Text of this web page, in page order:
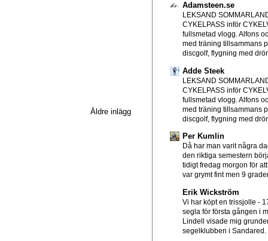
Äldre inlägg
Adamsteen.se
LEKSAND
CYKELPASS inför
fullsmetad vlogg. Alfons
med träning tillsammans
discgolf, flygning med
Adde Steek
LEKSAND
CYKELPASS inför
fullsmetad vlogg. Alfons
med träning tillsammans
discgolf, flygning med
Per Kumlin
Då har man varit några
den riktiga semestern
tidigt fredag morgon för
var grymt fint men 9
Erik Wickström
Vi har köpt en trissjolle -
segla för första gången i
Lindell visade mig
segelklubben i Sandared.